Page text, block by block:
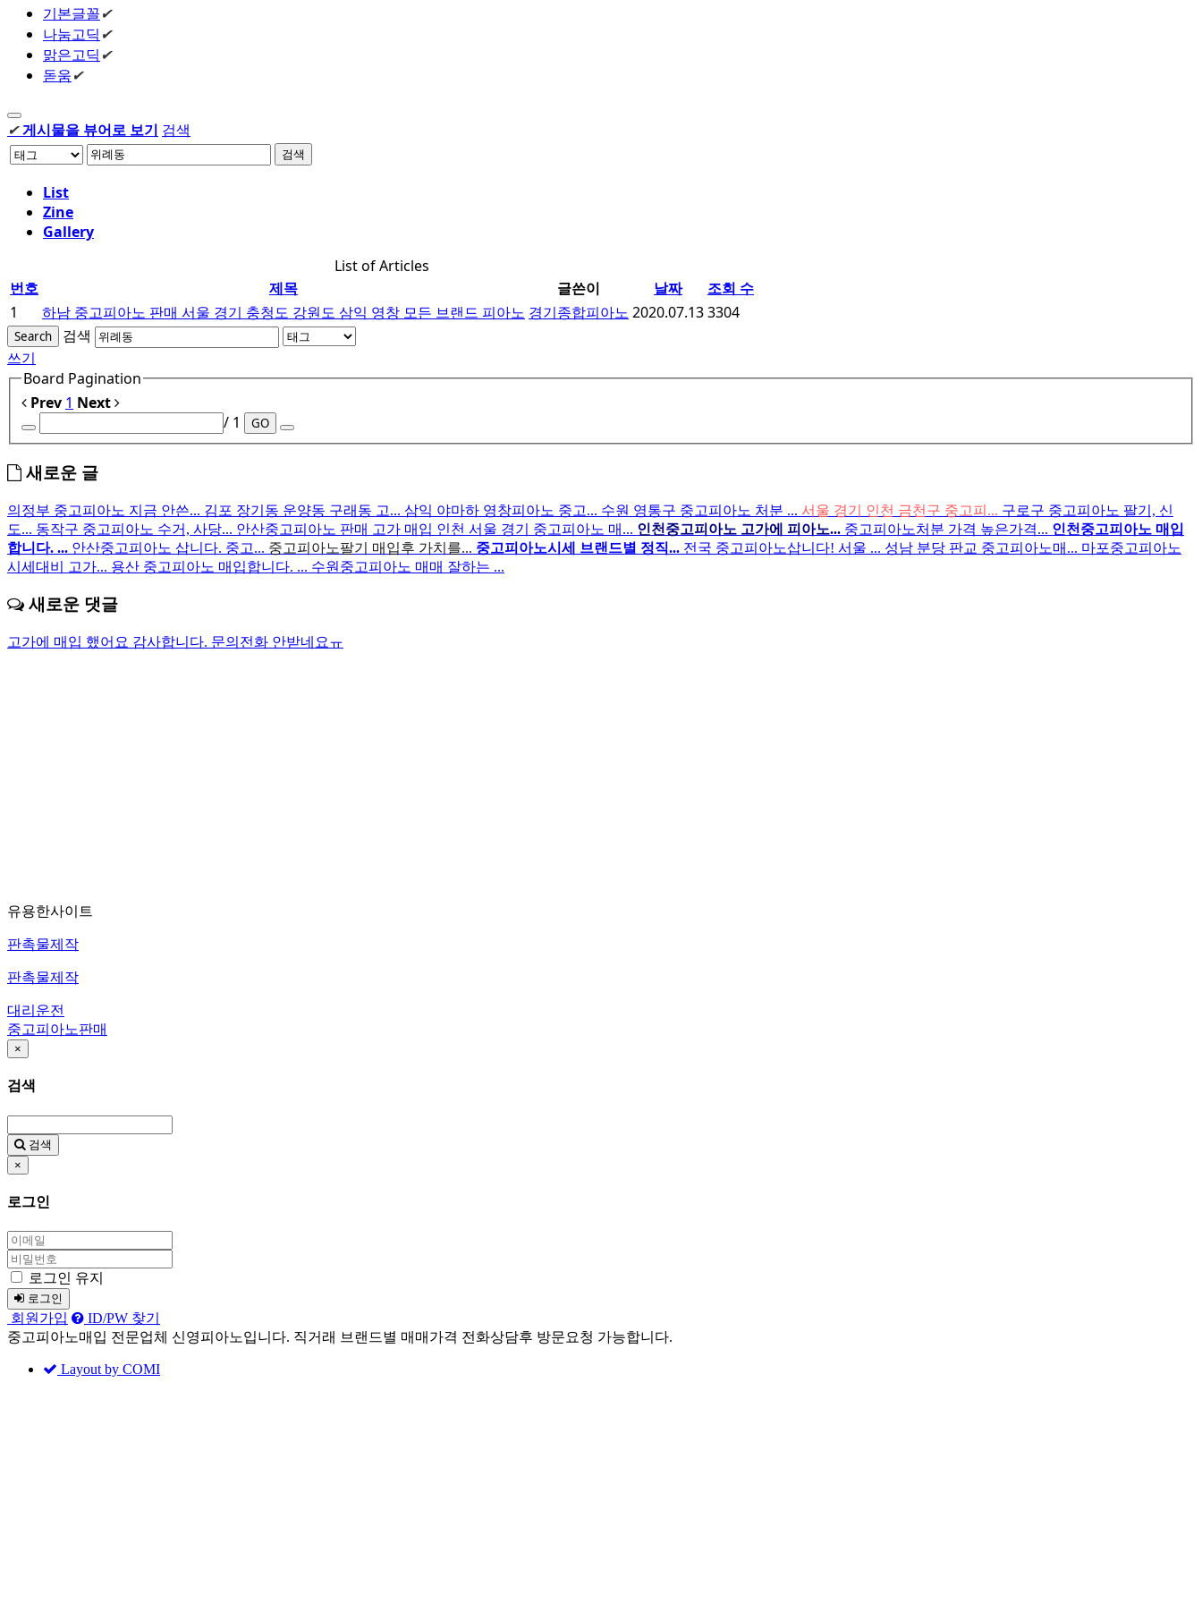
기본글꼴✔
나눔고딕 ✔
맑은고딕 ✔
돋움✔
✔게시물을 뷰어로 보기 검색
검색
List
Zine
Gallery
List of Articles
번호
제목 글쓴이 날짜
조회 수
1
하남 중고피아노 판매 서울 경기 충청도 강원도 삼익 영창 모든 브랜드 피아노 경기종합피아노 2020.07.133304
Search
검색
쓰기
Board Pagination
Prev 1 Next
/ 1
GO
새로운 글
의정부 중고피아노 지금 안쓴... 김포 장기동 운양동 구래동 고... 삼익 야마하 영창피아노 중고... 수원 영통구 중고피아노 처분 ... 서울 경기 인천 금천구 중고피... 구로구 중고피아노 팔기, 신
도... 동작구 중고피아노 수거, 사당... 안산중고피아노 판매 고가 매입 인천 서울 경기 중고피아노 매... 인천중고피아노 고가에 피아노... 중고피아노처분 가격 높은가격... 인천중고피아노 매입
합니다. ... 안산중고피아노 삽니다. 중고... 중고피아노팔기 매입후 가치를... 중고피아노시세 브랜드별 정직... 전국 중고피아노삽니다! 서울 ... 성남 분당 판교 중고피아노매... 마포중고피아노
시세대비 고가... 용산 중고피아노 매입합니다. ... 수원중고피아노 매매 잘하는 ...
새로운 댓글
고가에 매입 했어요 감사합니다. 문의전화 안받네요ㅠ
유용한사이트
판촉물제작
판촉물제작
대리운전
중고피아노판매
×
검색
검색
×
로그인
로그인 유지
로그인
회원가입
ID/PW 찾기
중고피아노매입 전문업체 신영피아노입니다. 직거래 브랜드별 매매가격 전화상담후 방문요청 가능합니다.
Layout by COMI